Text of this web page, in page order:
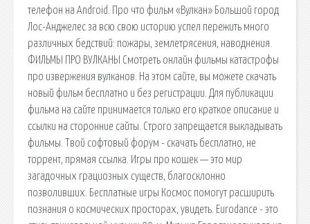
телефон на Android. Про что фильм «Вулкан» Большой город
Лос-Анджелес за всю свою историю успел пережить много
различных бедствий: пожары, землетрясения, наводнения.
ФИЛЬМЫ ПРО ВУЛКАНЫ Смотреть онлайн фильмы катастрофы
про извержения вулканов. На этом сайте, вы можете скачать
новый фильм бесплатно и без регистрации. Для публикации
фильма на сайте принимается только его краткое описание и
ссылки на сторонние сайты. Строго запрещается выкладывать
фильмы. Твой софтовый форум - скачать бесплатно, не
торрент, прямая ссылка. Игры про кошек — это мир
загадочных грациозных существ, благосклонно
позволивших. Бесплатные игры Космос помогут расширить
познания о космических просторах, увидеть. Eurodance - это